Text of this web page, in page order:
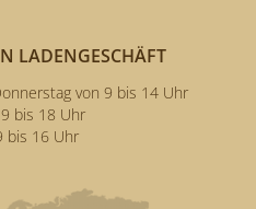
LADENGESCHÄFT
von 9 bis 14 Uhr
bis 18 Uhr
bis 16 Uhr